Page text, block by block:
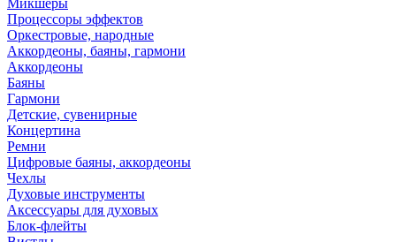
Микшеры
Процессоры эффектов
Оркестровые, народные
Аккордеоны, баяны, гармони
Аккордеоны
Баяны
Гармони
Детские, сувенирные
Концертина
Ремни
Цифровые баяны, аккордеоны
Чехлы
Духовые инструменты
Аксессуары для духовых
Блок-флейты